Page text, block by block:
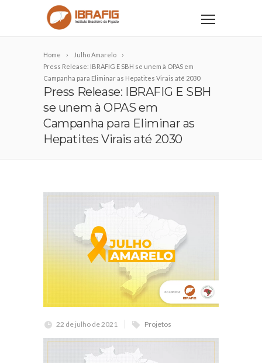
Home
Julho Amarelo
Press Release: IBRAFIG E SBH se unem à OPAS em
Campanha para Eliminar as Hepatites Virais até 2030
Press Release: IBRAFIG E SBH
se unem à OPAS em
Campanha para Eliminar as
Hepatites Virais até 2030
22 de julho de 2021 Projetos